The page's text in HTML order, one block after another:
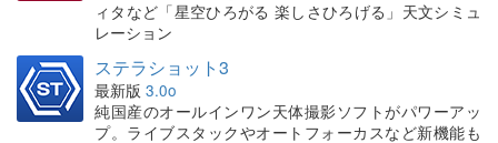
ィタなど「星空ひろがる 楽しさひろげる」天文シミュ
レーション
ステラショット3
最新版 3.0o
純国産のオールインワン天体撮影ソフトがパワーアッ
プ。ライブスタックやオートフォーカスなど新機能も